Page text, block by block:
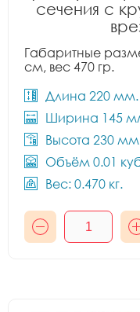
сечения с
Габаритные
см, вес 470 гр.
Длина 220 мм.
Ширина 145
Высота 230
Объём 0.01
Вес: 0.470 кг.